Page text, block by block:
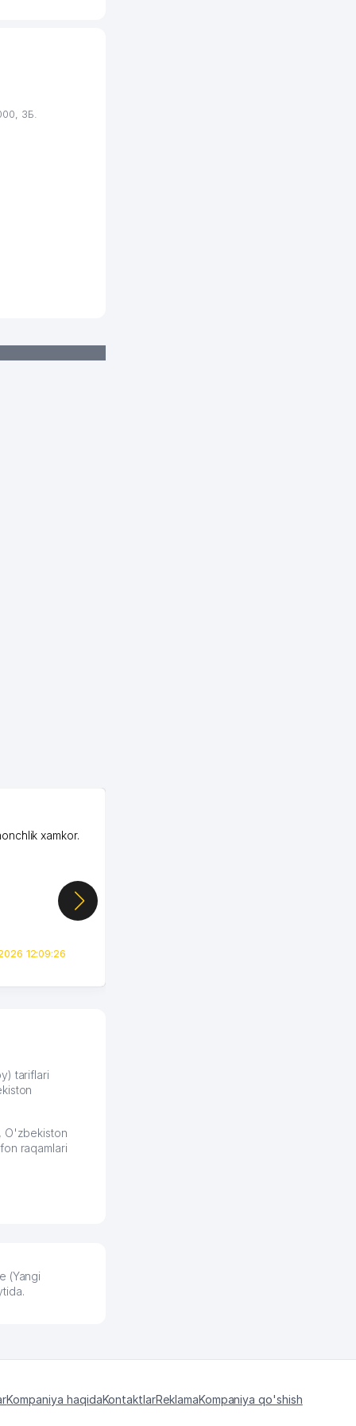
3Б.
xamkor.
12:09:26
tariflari
O'zbekiston
raqamlari
(Yangi
Kompaniya haqidaKontaktlarReklamaKompaniya qo'shish